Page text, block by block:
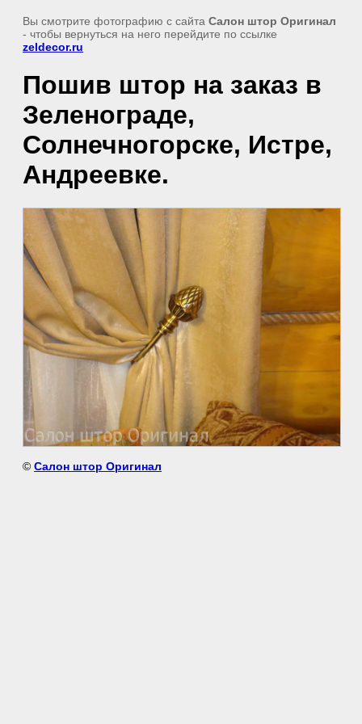
Вы смотрите фотографию с сайта Салон штор Оригинал
- чтобы вернуться на него перейдите по ссылке
zeldecor.ru
Пошив штор на заказ в
Зеленограде,
Солнечногорске, Истре,
Андреевке.
© Салон штор Оригинал